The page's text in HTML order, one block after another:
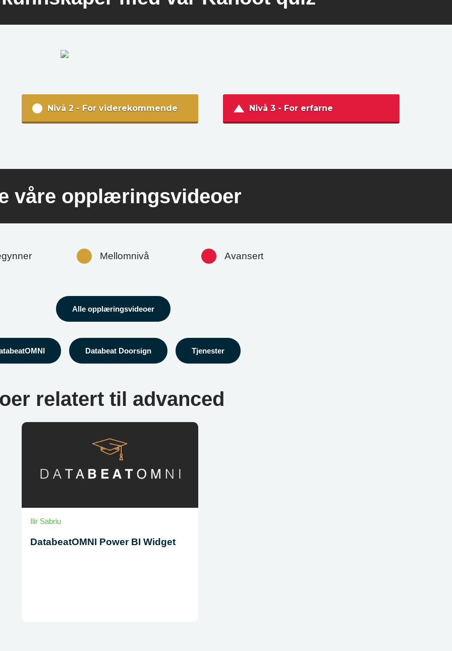
Nivå 2 - For viderekommende Nivå 3 - For erfarne
våre opplæringsvideoer
Mellomnivå Avansert
Alle opplæringsvideoer
Databeat Doorsign Tjenester
relatert til advanced
Ilir Sabriu
DatabeatOMNI Power BI Widget